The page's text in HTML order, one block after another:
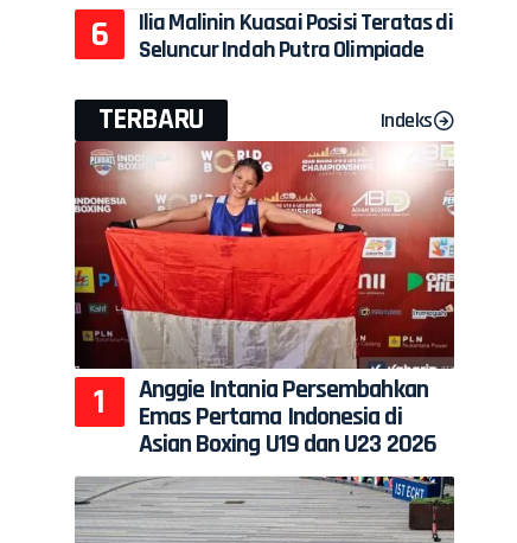
Ilia Malinin Kuasai Posisi Teratas di
Seluncur Indah Putra Olimpiade
TERBARU Indeks
Anggie Intania Persembahkan
Emas Pertama Indonesia di
Asian Boxing U19 dan U23 2026